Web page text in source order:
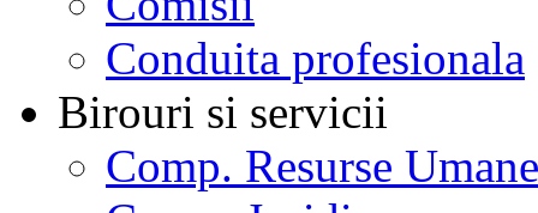
Conduita profesionala
Birouri si servicii
Comp. Resurse Umane